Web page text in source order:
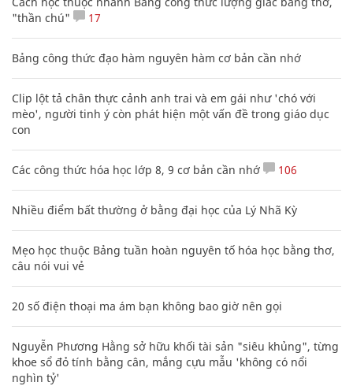
"thần chú"
17
Bảng công thức đạo hàm nguyên hàm cơ bản cần nhớ
Clip lột tả chân thực cảnh anh trai và em gái như 'chó với
mèo', người tinh ý còn phát hiện một vấn đề trong giáo dục
con
Các công thức hóa học lớp 8, 9 cơ bản cần nhớ 106
Nhiều điểm bất thường ở bằng đại học của Lý Nhã Kỳ
Mẹo học thuộc Bảng tuần hoàn nguyên tố hóa học bằng thơ,
câu nói vui vẻ
20 số điện thoại ma ám bạn không bao giờ nên gọi
Nguyễn Phương Hằng sở hữu khối tài sản "siêu khủng", từng
khoe sổ đỏ tính bằng cân, mắng cựu mẫu 'không có nổi
nghìn tỷ'